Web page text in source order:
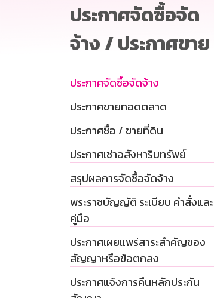
ประกาศจัดซื้อจัด
จ้าง / ประกาศขาย
ประกาศจัดซื้อจัดจ้าง
ประกาศขายทอดตลาด
ประกาศซื้อ / ขายที่ดิน
ประกาศเช่าอสังหาริมทรัพย์
สรุปผลการจัดซื้อจัดจ้าง
พระราชบัญญัติ ระเบียบ คำสั่งและ
คู่มือ
ประกาศเผยแพร่สาระสำคัญของ
สัญญาหรือข้อตกลง
ประกาศแจ้งการคืนหลักประกัน